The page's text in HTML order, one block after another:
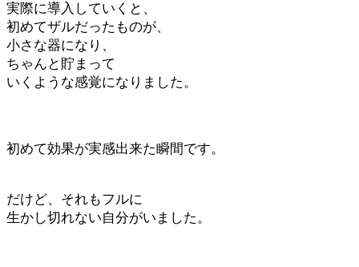
実際に導入していくと、
初めてザルだったものが、
小さな器になり、
ちゃんと貯まって
いくような感覚になりました。
初めて効果が実感出来た瞬間です。
だけど、それもフルに
生かし切れない自分がいました。